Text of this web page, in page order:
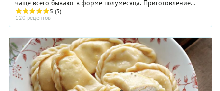
чаще всего бывают в форме полумесяца. Приготовление
вареников занимает довольно много ...
5 (3)
120 рецептов